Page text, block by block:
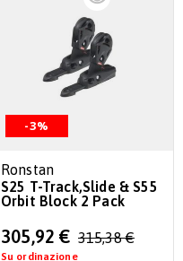
-3%
Ronstan
S25 T-Track,Slide & S55
Orbit Block 2 Pack
Special
Price
305,92 € 315,38 €
Su ordinazione